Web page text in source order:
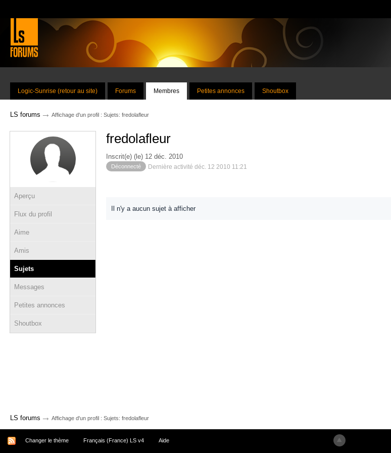
Logic-Sunrise (retour au site) Forums Membres Petites annonces Shoutbox
LS forums → Affichage d'un profil : Sujets: fredolafleur
Aperçu
Flux du profil
Aime
Amis
Sujets
Messages
Petites annonces
Shoutbox
fredolafleur
Inscrit(e) (le) 12 déc. 2010
Déconnecté Dernière activité déc. 12 2010 11:21
Il n'y a aucun sujet à afficher
LS forums → Affichage d'un profil : Sujets: fredolafleur
Changer le thème Français (France) LS v4 Aide